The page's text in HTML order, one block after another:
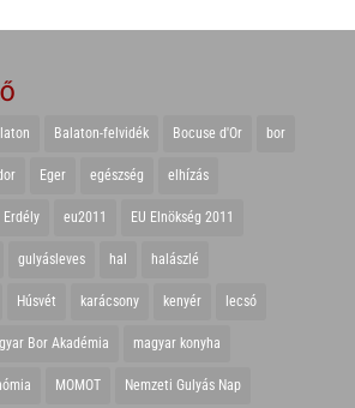
Balaton-felvidék Bocuse d'Or bor
Eger egészség elhízás
Erdély eu2011 EU Elnökség 2011
gulyásleves hal halászlé
Húsvét karácsony kenyér lecsó
Bor Akadémia magyar konyha
MOMOT Nemzeti Gulyás Nap